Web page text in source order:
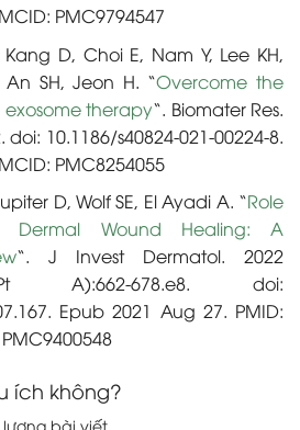
PMC9794547
D, Choi E, Nam Y, Lee KH,
SH, Jeon H. “Overcome the
exosome therapy“. Biomater Res.
doi: 10.1186/s40824-021-00224-8.
PMC8254055
D, Wolf SE, El Ayadi A. “Role
Dermal Wound Healing: A
“. J Invest Dermatol. 2022
A):662-678.e8. doi:
Epub 2021 Aug 27. PMID:
ích không?
bài viết